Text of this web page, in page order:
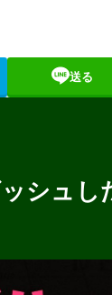
送る
シュし